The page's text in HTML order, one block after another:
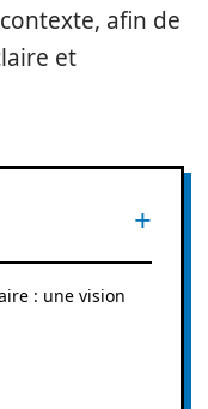
afin de
et
: une vision